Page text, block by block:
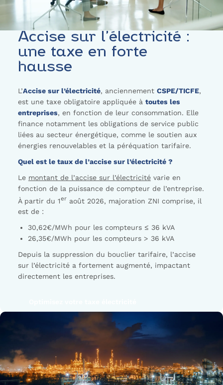
Accise sur l’électricité :
une taxe en forte
hausse
L’Accise sur l’électricité, anciennement CSPE/TICFE,
est une taxe obligatoire appliquée à toutes les
entreprises, en fonction de leur consommation. Elle
finance notamment les obligations de service public
liées au secteur énergétique, comme le soutien aux
énergies renouvelables et la péréquation tarifaire.
Quel est le taux de l’accise sur l’électricité ?
Le montant de l’accise sur l’électricitévarie en
fonction de la puissance de compteur de l’entreprise.
À partir du 1eraoût 2026, majoration ZNI comprise, il
est de :
30,62€/MWh pour les compteurs ≤ 36 kVA
26,35€/MWh pour les compteurs > 36 kVA
Depuis la suppression du bouclier tarifaire, l’accise
sur l’électricité a fortement augmenté, impactant
directement les entreprises.